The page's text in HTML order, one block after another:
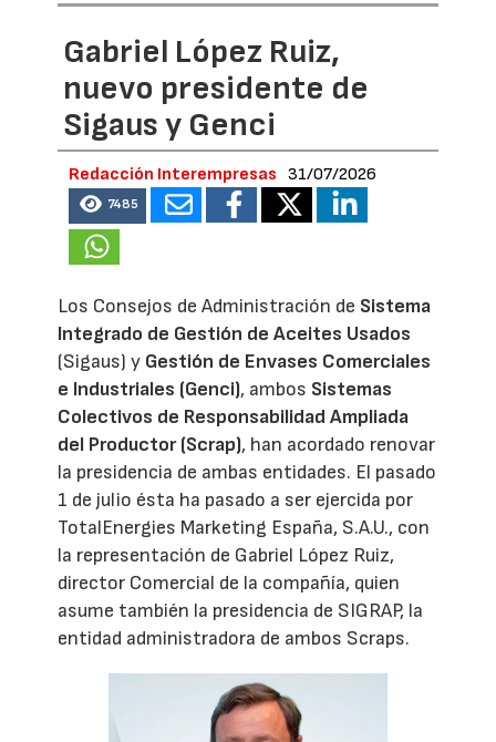
Gabriel López Ruiz,
nuevo presidente de
Sigaus y Genci
Redacción Interempresas 31/07/2026
7485
Los Consejos de Administración de Sistema
Integrado de Gestión de Aceites Usados
(Sigaus) y Gestión de Envases Comerciales
e Industriales (Genci), ambos Sistemas
Colectivos de Responsabilidad Ampliada
del Productor (Scrap), han acordado renovar
la presidencia de ambas entidades. El pasado
1 de julio ésta ha pasado a ser ejercida por
TotalEnergies Marketing España, S.A.U., con
la representación de Gabriel López Ruiz,
director Comercial de la compañía, quien
asume también la presidencia de SIGRAP, la
entidad administradora de ambos Scraps.